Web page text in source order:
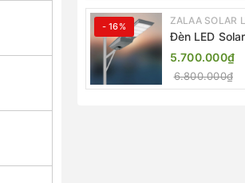
- 16% ZALAA SOLAR
Đèn LED Solar
Liền Thể ZKC-
25W All in
ZALAA Street
5.700.000₫
6.800.000₫